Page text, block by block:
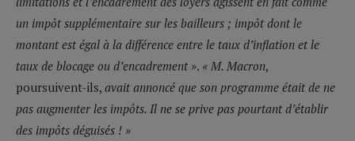
un impôt supplémentaire sur les bailleurs ; impôt dont le
montant est égal à la différence entre le taux d’inflation et le
taux de blocage ou d’encadrement ». « M. Macron,
poursuivent-ils, avait annoncé que son programme était de ne
pas augmenter les impôts. Il ne se prive pas pourtant d’établir
des impôts déguisés ! »